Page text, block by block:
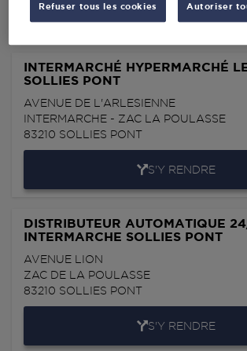
S'Y RENDRE
INTERMARCHÉ HYPERMARCHÉ
SOLLIES PONT
AVENUE DE L'ARLESIENNE
INTERMARCHE - ZAC LA POULASSE
83210 SOLLIES PONT
S'Y RENDRE
DISTRIBUTEUR AUTOMATIQUE
INTERMARCHE SOLLIES PONT
AVENUE LION
ZAC DE LA POULASSE
83210 SOLLIES PONT
S'Y RENDRE
Refuser tous les cookies Autoriser